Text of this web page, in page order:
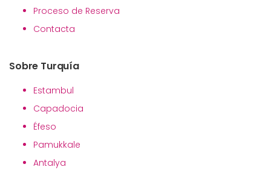
Proceso de Reserva
Contacta
Sobre Turquía
Estambul
Capadocia
Éfeso
Pamukkale
Antalya